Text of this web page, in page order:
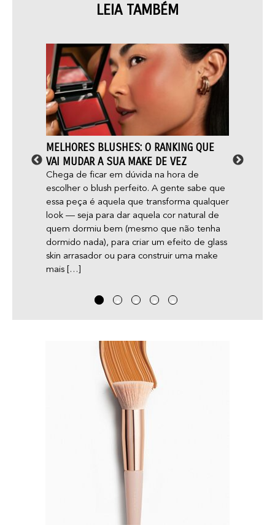
LEIA TAMBÉM
MELHORES BLUSHES: O RANKING QUE
VAI MUDAR A SUA MAKE DE VEZ
Chega de ficar em dúvida na hora de
escolher o blush perfeito. A gente sabe que
essa peça é aquela que transforma qualquer
look — seja para dar aquela cor natural de
quem dormiu bem (mesmo que não tenha
dormido nada), para criar um efeito de glass
skin arrasador ou para construir uma make
mais […]